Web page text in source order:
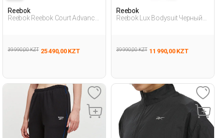
Reebok
Reebok Reebok Court Advance
39 990,00 KZT 25 490,00 KZT
Reebok
Reebok Lux Bodysuit Черный
39 990,00 KZT 11 990,00 KZT